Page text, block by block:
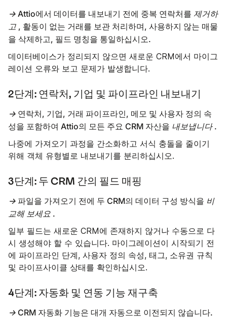
→ Attio에서 데이터를 내보내기 전에 중복 연락처를 제거하
고 , 활동이 없는 거래를 보관 처리하며, 사용하지 않는 매물
을 삭제하고, 필드 명칭을 통일하십시오.
데이터베이스가 정리되지 않으면 새로운 CRM에서 마이그
레이션 오류와 보고 문제가 발생합니다.
2단계: 연락처, 기업 및 파이프라인 내보내기
→ 연락처, 기업, 거래 파이프라인, 메모 및 사용자 정의 속
성을 포함하여 Attio의 모든 주요 CRM 자산을 내보냅니다 .
나중에 가져오기 과정을 간소화하고 서식 충돌을 줄이기
위해 객체 유형별로 내보내기를 분리하십시오.
3단계: 두 CRM 간의 필드 매핑
→ 파일을 가져오기 전에 두 CRM의 데이터 구성 방식을 비
교해 보세요 .
일부 필드는 새로운 CRM에 존재하지 않거나 수동으로 다
시 생성해야 할 수 있습니다. 마이그레이션이 시작되기 전
에 파이프라인 단계, 사용자 정의 속성, 태그, 소유권 규칙
및 라이프사이클 상태를 확인하십시오.
4단계: 자동화 및 연동 기능 재구축
→ CRM 자동화 기능은 대개 자동으로 이전되지 않습니다.